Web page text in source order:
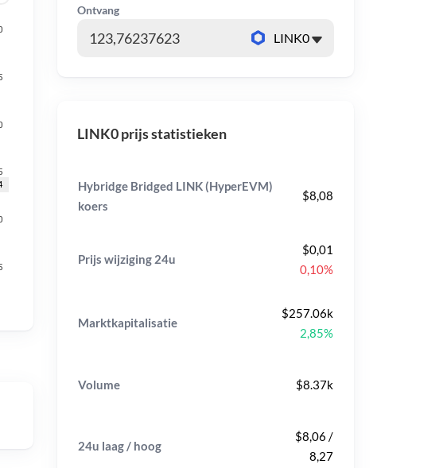
Ontvang
LINK0 prijs statistieken
Hybridge Bridged LINK (HyperEVM)
koers
$8,08
Prijs wijziging 24u
$0,01
0,10%
Marktkapitalisatie
$257.06k
2,85%
Volume $8.37k
24u laag / hoog
$8,06 /
8,27